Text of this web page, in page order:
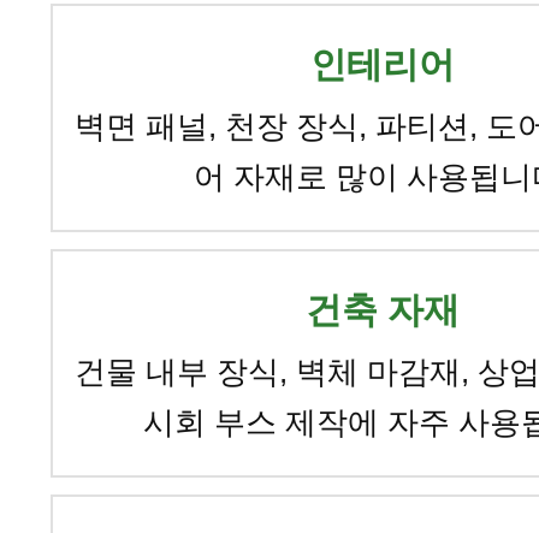
인테리어
벽면 패널, 천장 장식, 파티션, 도
어 자재로 많이 사용됩
건축 자재
건물 내부 장식, 벽체 마감재, 상
시회 부스 제작에 자주 사용